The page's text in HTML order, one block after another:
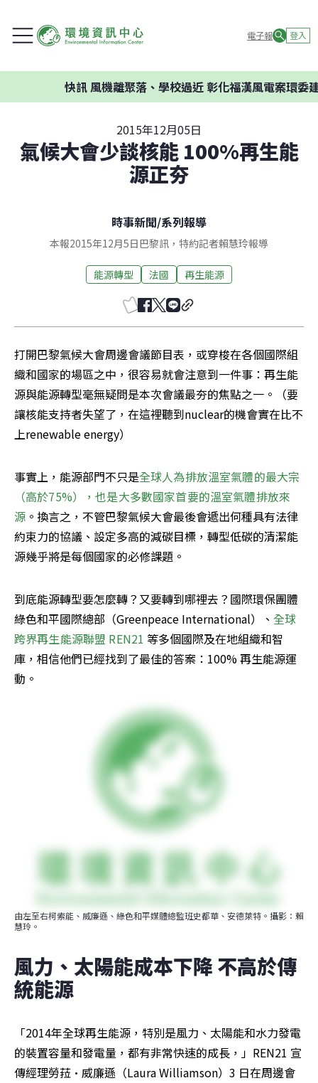
電子報 登入
風機離聚落、學校過近 彰化福漢風電案環委建議不
2015年12月05日
氣候大會少談核能 100%再生能
源正夯
時事新聞/系列報導
本報2015年12月5日巴黎訊，特約記者賴慧玲報導
能源轉型 法國 再生能源
打開巴黎氣候大會周邊會議節目表，或穿梭在各個國際組
織和國家的場區之中，很容易就會注意到一件事：再生能
源與能源轉型毫無疑問是本次會議最夯的焦點之一。（要
讓核能支持者失望了，在這裡聽到nuclear的機會實在比不
上renewable energy）
事實上，能源部門不只是全球人為排放溫室氣體的最大宗
（高於75%），也是大多數國家首要的溫室氣體排放來
源 。換言之，不管巴黎氣候大會最後會遞出何種具有法律
約束力的協議、設定多高的減碳目標，轉型低碳的清潔能
源幾乎將是每個國家的必修課題。
到底能源轉型要怎麼轉？又要轉到哪裡去？國際環保團體
綠色和平國際總部（Greenpeace International）、 全球
跨界再生能源聯盟 REN21 等多個國際及在地組織和智
庫，相信他們已經找到了最佳的答案：100% 再生能源運
動。
由左至右柯索能、威廉遜、綠色和平媒體總監班史都華、安德萊特。攝影：賴
慧玲。
風力、太陽能成本下降 不高於傳
統能源
「2014年全球再生能源，特別是風力、太陽能和水力發電
的裝置容量和發電量，都有非常快速的成長，」REN21 宣
傳經理勞菈·威廉遜（Laura Williamson）3 日在周邊會